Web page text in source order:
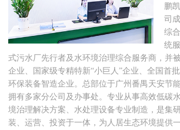
鹏
司
综
统
式污水厂先行者及水环境治理综合服务商，并
企业、国家级专精特新“小巨人”企业、全国首
环保装备智造企业。总部位于广州番禺天安节
拥有多家分公司及办事处。专业从事高效低碳
境治理解决方案、水处理设备专业制造，是集
装、运营、投资于一体，为人居生态环境提供